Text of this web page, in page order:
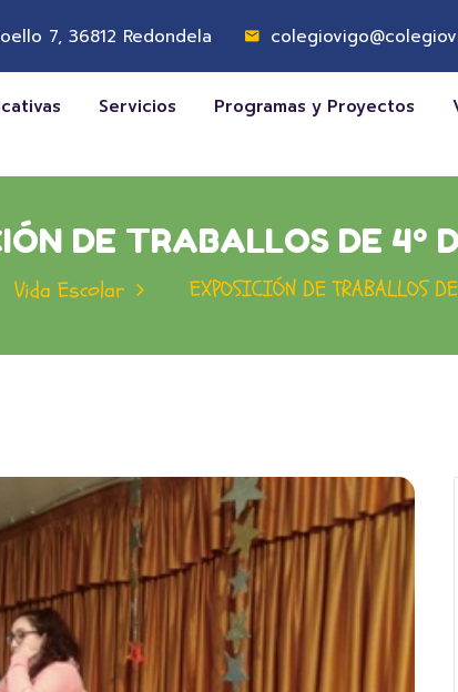
7, 36812 Redondela
Servicios Programas y Proyectos
DE TRABALLOS DE 4º
Vida Escolar EXPOSICIÓN DE TRABALLOS